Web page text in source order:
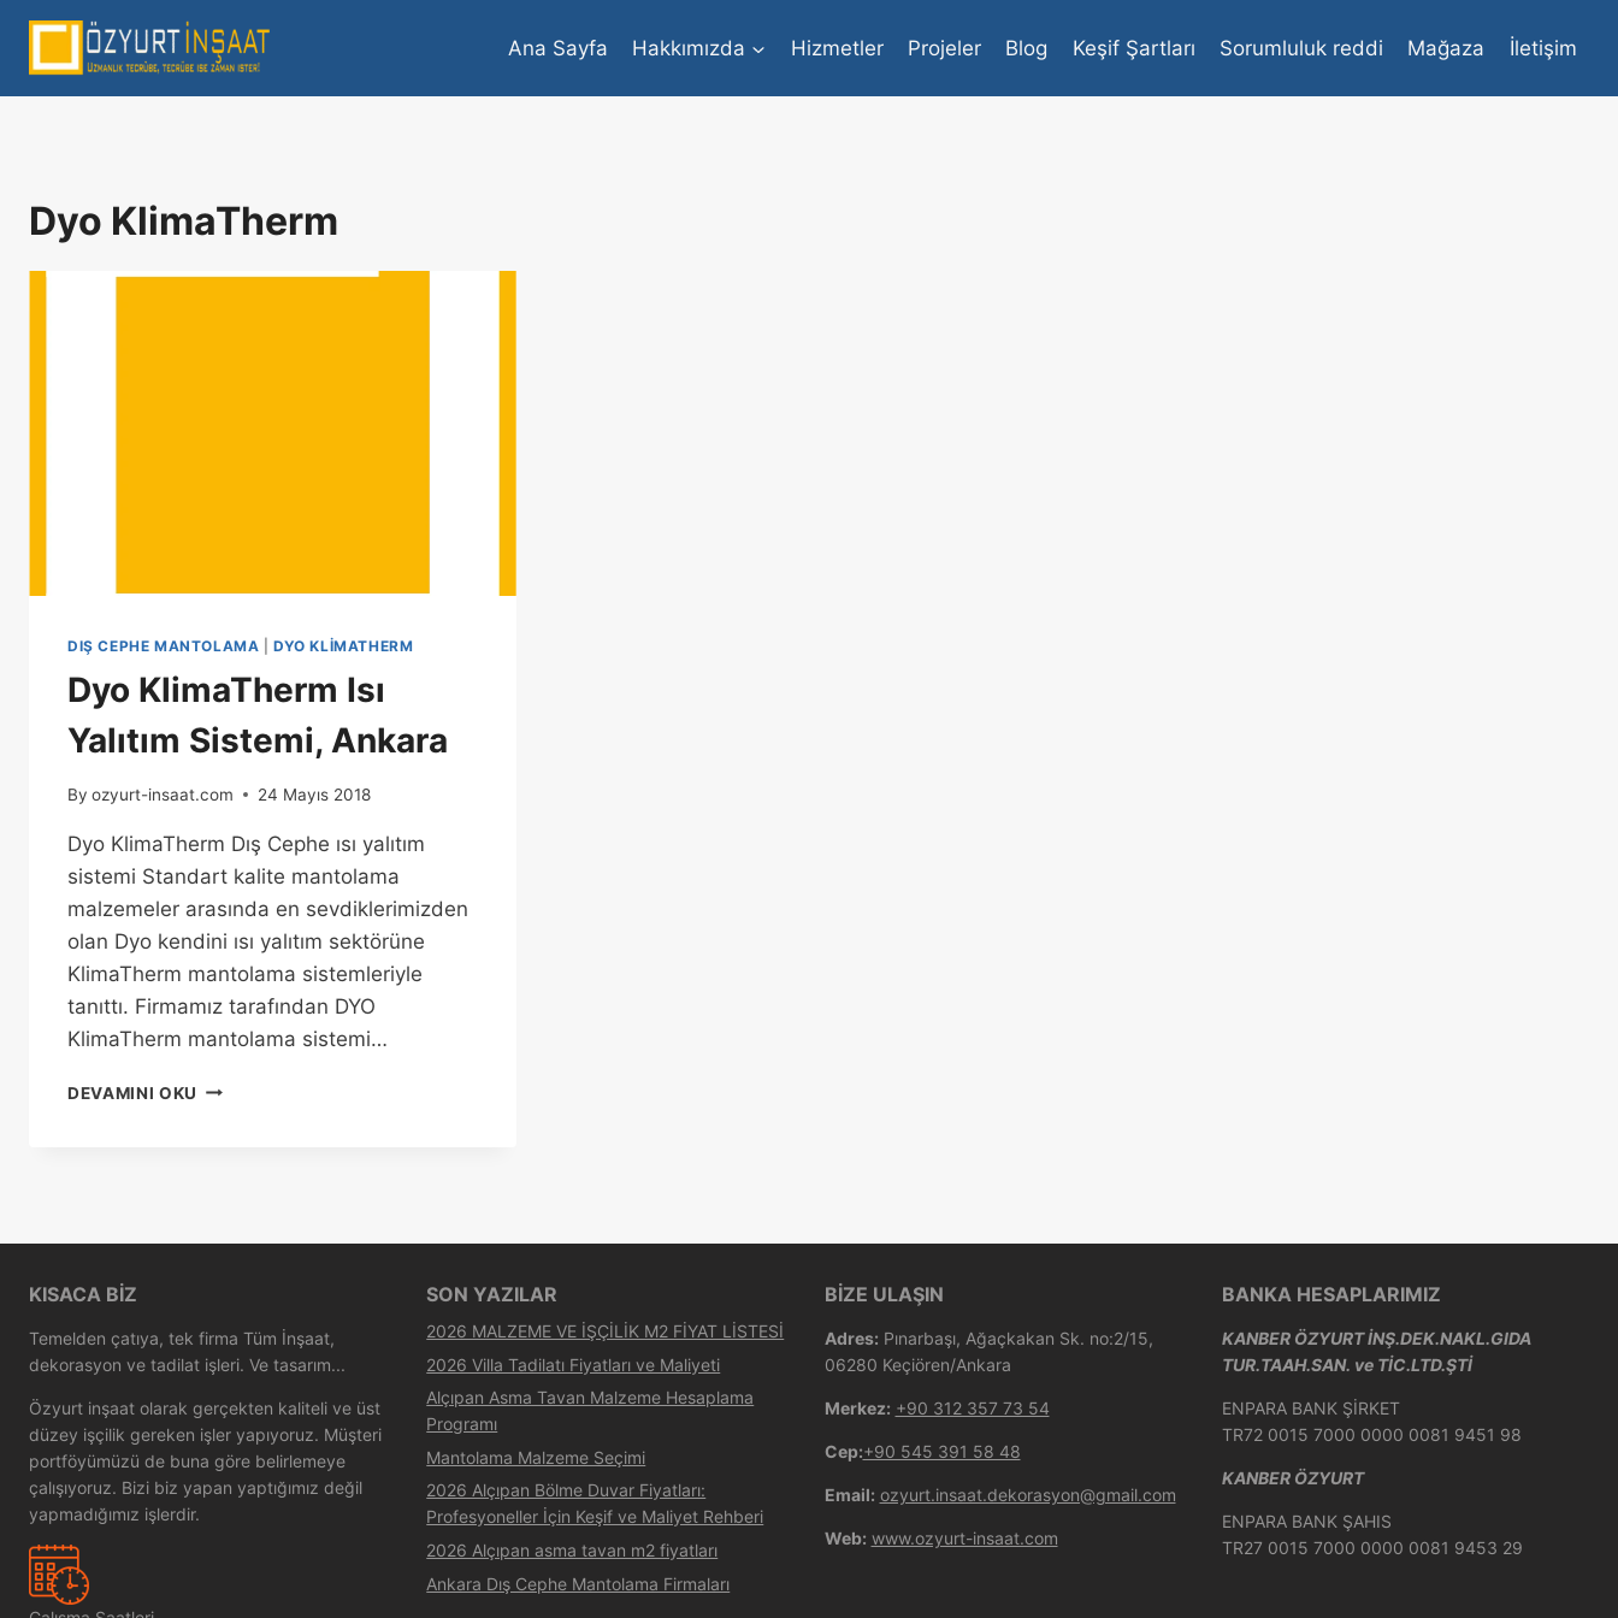
Ana Sayfa Hakkımızda Hizmetler Projeler Blog Keşif Şartları Sorumluluk reddi Mağaza İletişim
Dyo KlimaTherm
DIŞ CEPHE MANTOLAMA |DYO KLIMATHERM
Dyo KlimaTherm Isı
Yalıtım Sistemi, Ankara
By ozyurt-insaat.com 24 Mayıs 2018
Dyo KlimaTherm Dış Cephe ısı yalıtım
sistemi Standart kalite mantolama
malzemeler arasında en sevdiklerimizden
olan Dyo kendini ısı yalıtım sektörüne
KlimaTherm mantolama sistemleriyle
tanıttı. Firmamız tarafından DYO
KlimaTherm mantolama sistemi…
DEVAMINI OKU
KISACA BIZ
Temelden çatıya, tek firma Tüm İnşaat,
dekorasyon ve tadilat işleri. Ve tasarım...
Özyurt inşaat olarak gerçekten kaliteli ve üst
düzey işçilik gereken işler yapıyoruz. Müşteri
portföyümüzü de buna göre belirlemeye
çalışıyoruz. Bizi biz yapan yaptığımız değil
yapmadığımız işlerdir.
SON YAZILAR
2026 MALZEME VE İŞÇİLİK M2 FİYAT LİSTESİ
2026 Villa Tadilatı Fiyatları ve Maliyeti
Alçıpan Asma Tavan Malzeme Hesaplama
Programı
Mantolama Malzeme Seçimi
2026 Alçıpan Bölme Duvar Fiyatları:
Profesyoneller İçin Keşif ve Maliyet Rehberi
2026 Alçıpan asma tavan m2 fiyatları
Ankara Dış Cephe Mantolama Firmaları
BİZE ULAŞIN
Adres: Pınarbaşı, Ağaçkakan Sk. no:2/15,
06280 Keçiören/Ankara
Merkez: +90 312 357 73 54
Cep:+90 545 391 58 48
Email: ozyurt.insaat.dekorasyon@gmail.com
Web: www.ozyurt-insaat.com
BANKA HESAPLARIMIZ
KANBER ÖZYURT İNŞ.DEK.NAKL.GIDA
TUR.TAAH.SAN. ve TİC.LTD.ŞTİ
ENPARA BANK ŞİRKET
TR72 0015 7000 0000 0081 9451 98
KANBER ÖZYURT
ENPARA BANK ŞAHIS
TR27 0015 7000 0000 0081 9453 29